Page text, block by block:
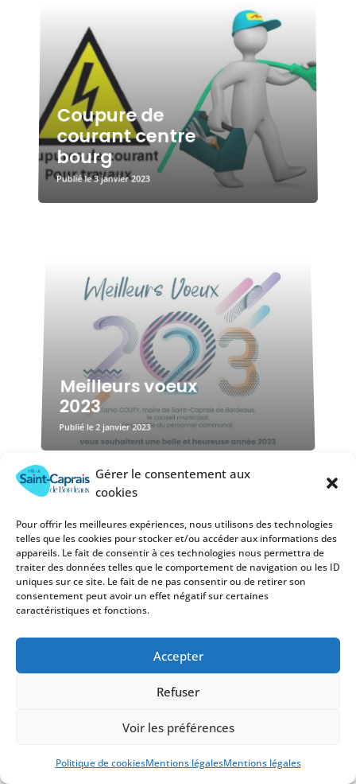
Gérer le consentement aux
cookies
Pour offrir les meilleures expériences, nous utilisons des technologies
telles que les cookies pour stocker et/ou accéder aux informations des
appareils. Le fait de consentir à ces technologies nous permettra de
traiter des données telles que le comportement de navigation ou les ID
uniques sur ce site. Le fait de ne pas consentir ou de retirer son
consentement peut avoir un effet négatif sur certaines
caractéristiques et fonctions.
Accepter
Refuser
Voir les préférences
Politique de cookiesMentions légalesMentions légales
Coupure de
courant centre
bourg
3 janvier 2023
Meilleurs voeux
2023
2 janvier 2023
Cérémonie des
vœux